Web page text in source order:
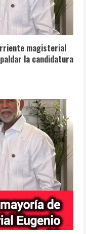
magisterial
la candidatura